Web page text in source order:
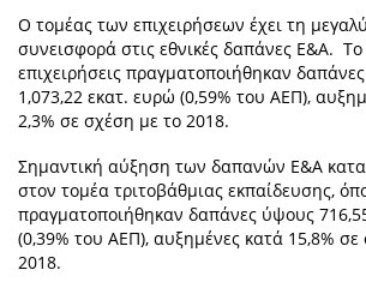
Ο τομέας των επιχειρήσεων έχει τη
συνεισφορά στις εθνικές δαπάνες Ε&Α. Το
επιχειρήσεις πραγματοποιήθηκαν
1,073,22 εκατ. ευρώ (0,59% του ΑΕΠ),
2,3% σε σχέση με το 2018.
Σημαντική αύξηση των δαπανών Ε&Α
στον τομέα τριτοβάθμιας εκπαίδευσης,
πραγματοποιήθηκαν δαπάνες ύψους
(0,39% του ΑΕΠ), αυξημένες κατά 15,8%
2018.